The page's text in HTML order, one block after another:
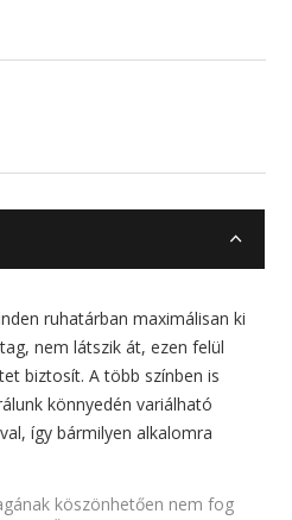
ruhatárban maximálisan ki
nem látszik át, ezen felül
biztosít. A több színben is
könnyedén variálható
így bármilyen alkalomra
köszönhetően nem fog